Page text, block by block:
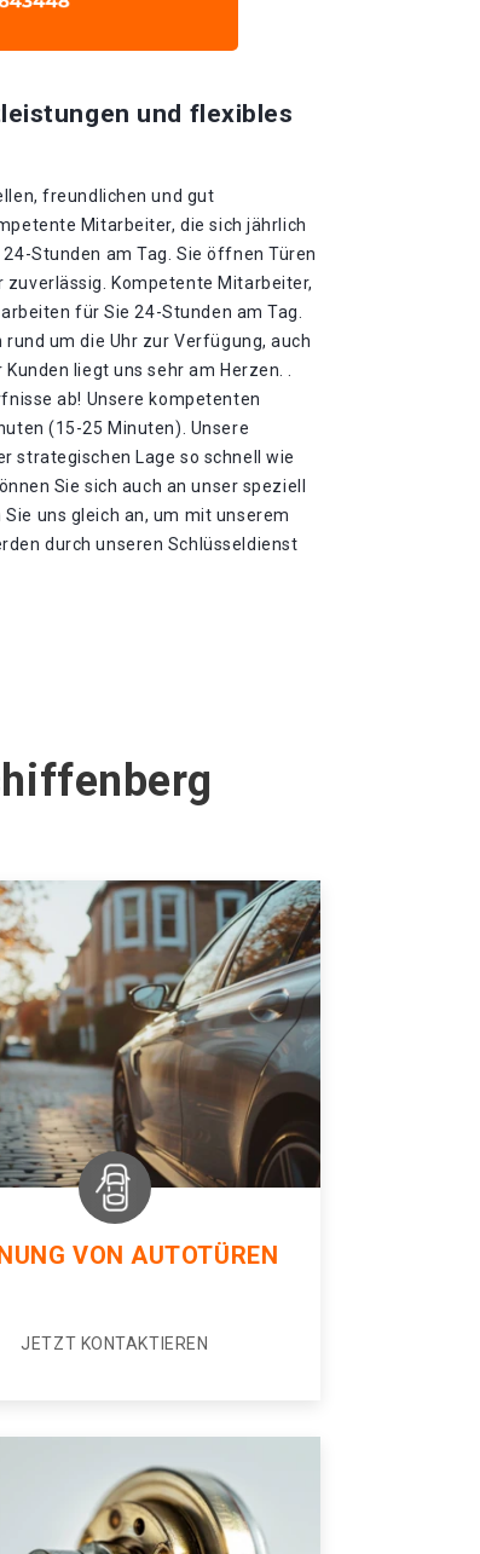
und flexibles
freundlichen und gut
Mitarbeiter, die sich jährlich
Stunden am Tag. Sie öffnen Türen
Kompetente Mitarbeiter,
für Sie 24-Stunden am Tag.
um die Uhr zur Verfügung, auch
liegt uns sehr am Herzen. .
ab! Unsere kompetenten
(15-25 Minuten). Unsere
strategischen Lage so schnell wie
Sie sich auch an unser speziell
uns gleich an, um mit unserem
durch unseren Schlüsseldienst
VON AUTOTÜREN
JETZT KONTAKTIEREN